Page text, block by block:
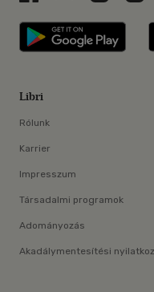
Libri
Rólunk
Karrier
Impresszum
Társadalmi programok
Adományozás
Akadálymentesítési